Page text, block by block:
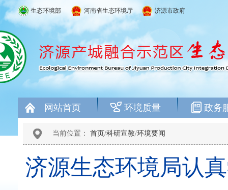
生态环境部 河南省生态环境厅 济源市政府
网站首页 环境质量 政务
当前位置： 首页/科研宣教/环境要闻
济源生态环境局认